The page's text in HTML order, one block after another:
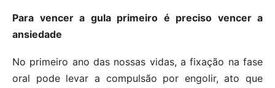
Para vencer a gula primeiro é preciso vencer a
ansiedade
No primeiro ano das nossas vidas, a fixação na fase
oral pode levar a compulsão por engolir, ato que